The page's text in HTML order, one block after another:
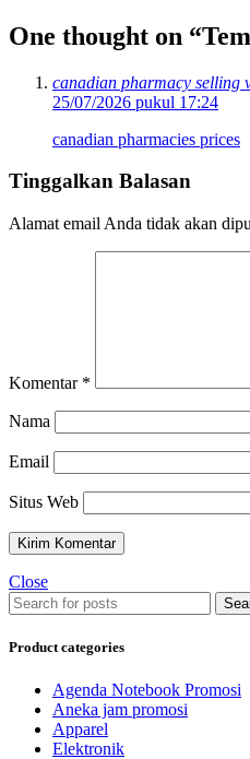
One thought on “
canadian pharmacy selling
25/07/2026 pukul 17:24
canadian pharmacies prices
Tinggalkan Balasan
Alamat email Anda tidak akan
Komentar *
Nama
Email
Situs Web
Close
Product categories
Agenda Notebook Promosi
Aneka jam promosi
Apparel
Elektronik